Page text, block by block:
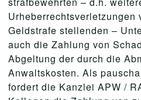
Urheberrechtsverletzungen
Geldstrafe stellenden –
auch die Zahlung von
Abgeltung der durch die
Anwaltskosten. Als
fordert die Kanzlei APW /